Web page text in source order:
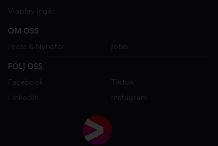
Viaplay ingår
OM OSS
Press & Nyheter
Jobb
FÖLJ OSS
Facebook
Tiktok
LinkedIn
Instagram